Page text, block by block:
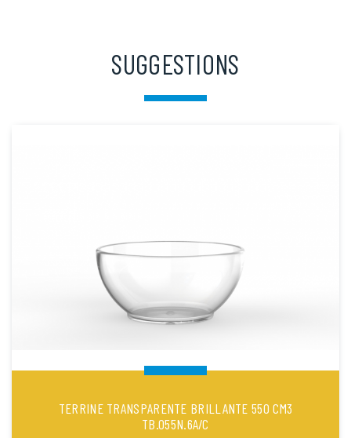
SUGGESTIONS
TERRINE TRANSPARENTE BRILLANTE 550 CM3
TB.055N.6A/C